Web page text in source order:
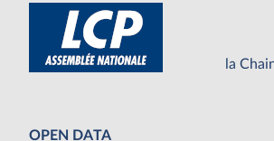
la
OPEN DATA